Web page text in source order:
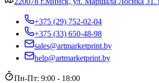
+375 (29) 752-02-04
+375 (33) 650-48-98
sales@artmarketprint.by
help@artmarketprint.by
Пн-Пт: 9:00 - 18:00